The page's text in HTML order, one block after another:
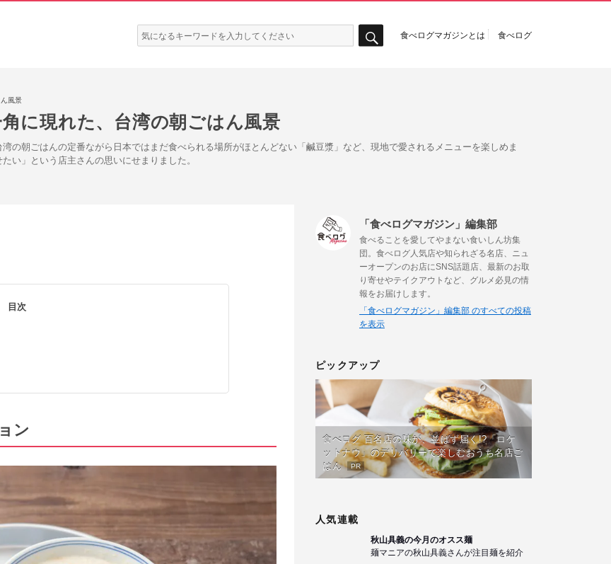
検
索:
食べログマガジンとは 食べログ
風景
角に現れた、台湾の朝ごはん風景
の朝ごはんの定番ながら日本ではまだ食べられる場所がほとんどない「鹹豆漿」など、現地で愛されるメニューを楽しめま
い」という店主さんの思いにせまりました。
目次
ン
「食べログマガジン」編集部
食べることを愛してやまない食いしん坊集
団。食べログ人気店や知られざる名店、ニュ
ーオープンのお店にSNS話題店、最新のお取
り寄せやテイクアウトなど、グルメ必見の情
報をお届けします。
「食べログマガジン」編集部 のすべての投稿
を表示
ピックアップ
食べログ 百名店の味が、並ばず届く!?「ロケ
ットナウ」のデリバリーで楽しむおうち名店ご
はん
PR
人気連載
秋山具義の今月のオスス麺
麺マニアの秋山具義さんが注目麺を紹介